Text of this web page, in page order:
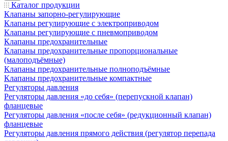
Каталог продукции
Клапаны запорно-регулирующие
Клапаны регулирующие с электроприводом
Клапаны регулирующие с пневмоприводом
Клапаны предохранительные
Клапаны предохранительные пропорциональные
(малоподъёмные)
Клапаны предохранительные полноподъёмные
Клапаны предохранительные компактные
Регуляторы давления
Регуляторы давления «до себя» (перепускной клапан)
фланцевые
Регуляторы давления «после себя» (редукционный клапан)
фланцевые
Регуляторы давления прямого действия (регулятор перепада